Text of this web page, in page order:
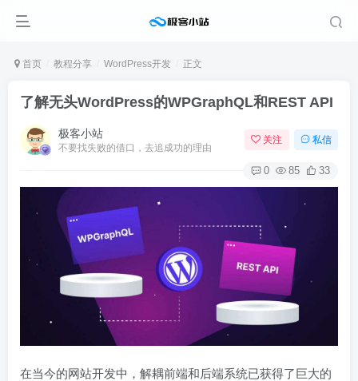
首页 教程分享 WordPress开发 正文
了解无头WordPress的WPGraphQL和REST API
极客小站
不要找失败的借口，去追成功的理由
关注 私信
0 85 33
在当今的网站开发中，解耦前端和后端系统已获得了巨大的